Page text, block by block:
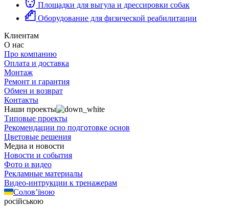
Площадки для выгула и дрессировки собак
Оборудование для физической реабилитации
Клиентам
О нас
Про компанию
Оплата и доставка
Монтаж
Ремонт и гарантия
Обмен и возврат
Контакты
Наши проекты
Типовые проекты
Рекомендации по подготовке основ
Цветовые решения
Медиа и новости
Новости и события
Фото и видео
Рекламные материалы
Видео-интрукции к тренажерам
Солов’їною
російською